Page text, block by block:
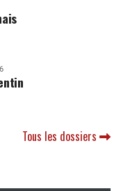
Tous les dossiers